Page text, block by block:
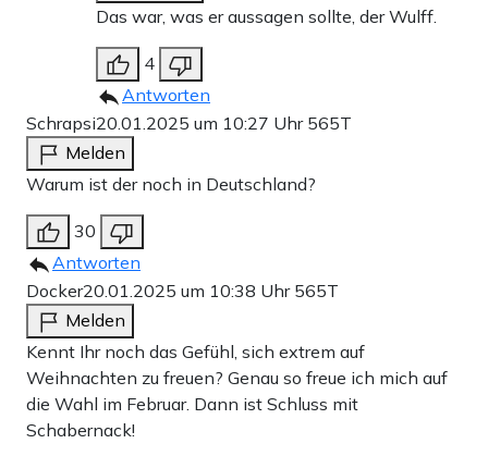
Das war, was er aussagen sollte, der Wulff.
4
Antworten
Schrapsi20.01.2025 um 10:27 Uhr 565T
Melden
Warum ist der noch in Deutschland?
30
Antworten
Docker20.01.2025 um 10:38 Uhr 565T
Melden
Kennt Ihr noch das Gefühl, sich extrem auf
Weihnachten zu freuen? Genau so freue ich mich auf
die Wahl im Februar. Dann ist Schluss mit
Schabernack!